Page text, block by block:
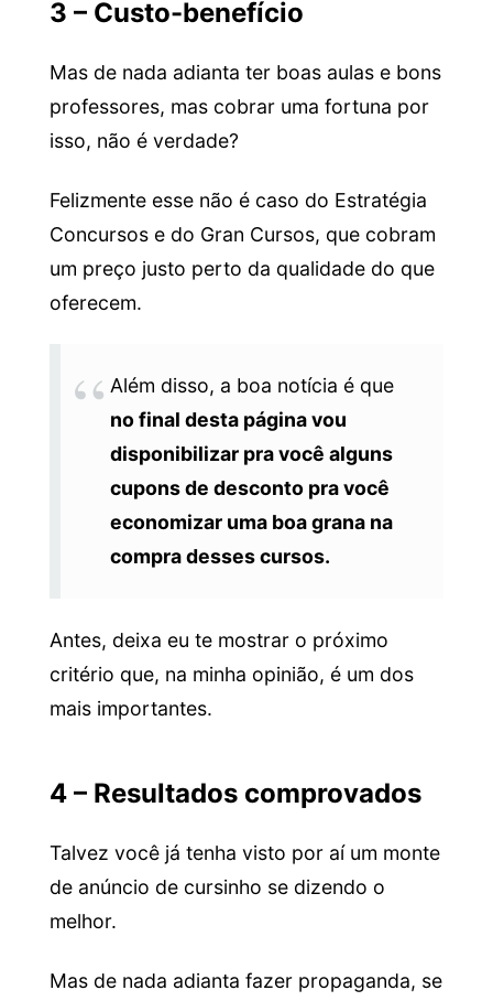
3 – Custo-benefício
Mas de nada adianta ter boas aulas e bons
professores, mas cobrar uma fortuna por
isso, não é verdade?
Felizmente esse não é caso do Estratégia
Concursos e do Gran Cursos, que cobram
um preço justo perto da qualidade do que
oferecem.
Além disso, a boa notícia é que
no final desta página vou
disponibilizar pra você alguns
cupons de desconto pra você
economizar uma boa grana na
compra desses cursos.
Antes, deixa eu te mostrar o próximo
critério que, na minha opinião, é um dos
mais importantes.
4 – Resultados comprovados
Talvez você já tenha visto por aí um monte
de anúncio de cursinho se dizendo o
melhor.
Mas de nada adianta fazer propaganda, se